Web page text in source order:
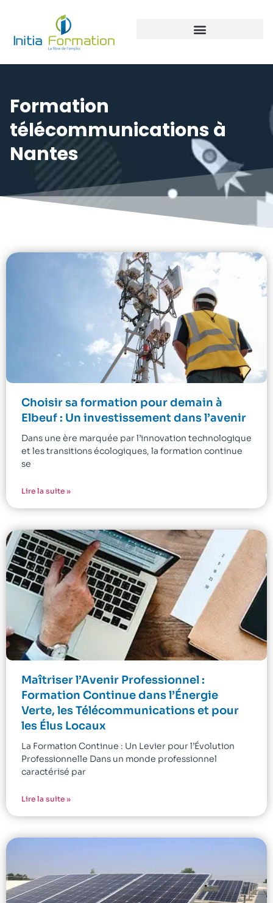
Formation
télécommunications à
Nantes
Choisir sa formation pour demain à
Elbeuf : Un investissement dans l’avenir
Dans une ère marquée par l’innovation technologique
et les transitions écologiques, la formation continue
se
Lire la suite »
Maîtriser l’Avenir Professionnel :
Formation Continue dans l’Énergie
Verte, les Télécommunications et pour
les Élus Locaux
La Formation Continue : Un Levier pour l’Évolution
Professionnelle Dans un monde professionnel
caractérisé par
Lire la suite »